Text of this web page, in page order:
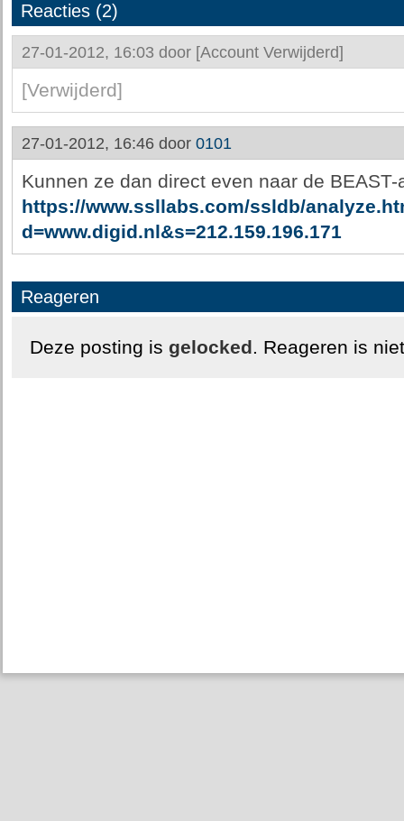
Reacties (2)
27-01-2012, 16:03 door [Account Verwijderd]
[Verwijderd]
27-01-2012, 16:46 door 0101
Kunnen ze dan direct even naar de
https://www.ssllabs.com/ssldb/
d=www.digid.nl&s=212.159.196.171
Reageren
Deze posting is gelocked. Reageren is